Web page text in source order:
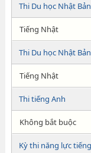
Thi Du học Nhật
Tiếng Nhật
Thi Du học Nhật
Tiếng Nhật
Thi tiếng Anh
Không bắt buộc
Kỳ thi năng lực